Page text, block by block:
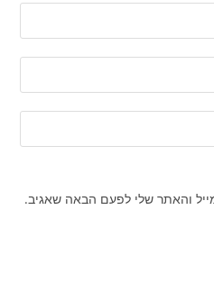
והאתר שלי לפעם הבאה שאגיב.